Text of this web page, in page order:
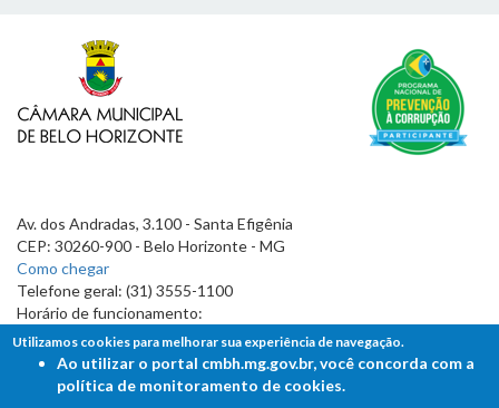
Av. dos Andradas, 3.100 - Santa Efigênia
CEP: 30260-900 - Belo Horizonte - MG
Como chegar
Telefone geral: (31) 3555-1100
Horário de funcionamento:
7h às 19h
Utilizamos cookies para melhorar sua experiência de navegação.
Ao utilizar o portal cmbh.mg.gov.br, você concorda com a
política de monitoramento de cookies.